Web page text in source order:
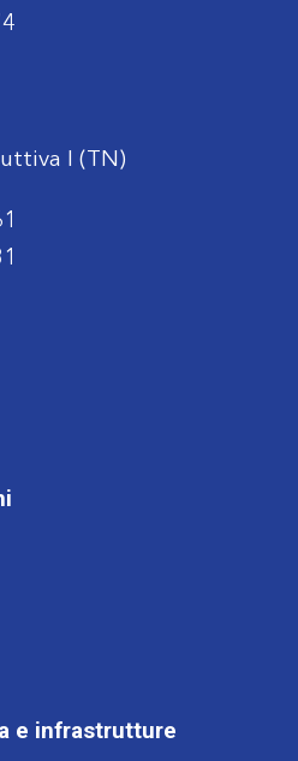
I (TN)
e infrastrutture